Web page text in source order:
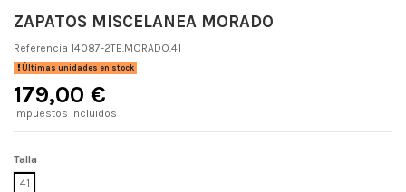
ZAPATOS MISCELANEA MORADO
Referencia 14087-2TE.MORADO.41
Últimas unidades en stock
179,00 €
Impuestos incluidos
Talla
41